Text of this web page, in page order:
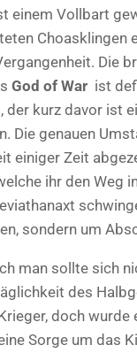
einem Vollbart
Choasklingen
Die
God of War ist
kurz davor ist
Die genauen
einiger Zeit
ihr den Weg
sondern um
man sollte sich
des
doch
Sorge um das